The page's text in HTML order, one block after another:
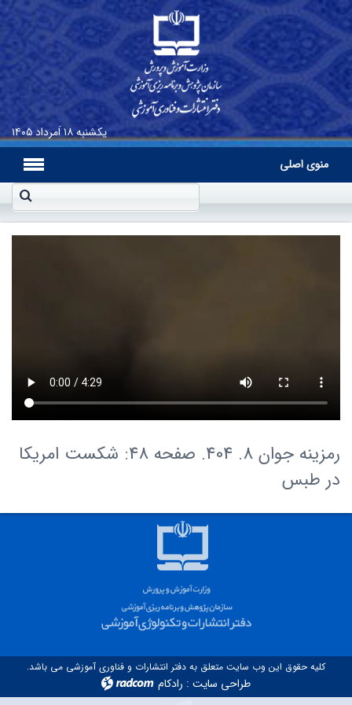
یکشنبه۱۸ اَمرداد ۱۴۰۵
منوی اصلی
رمزینه جوان 8. 404. صفحه 48: شکست امریکا
در طبس
کلیه حقوق این وب سایت متعلق به دفتر انتشارات و فناوری آموزشی می باشد.
طراحی سایت : رادکام radcom